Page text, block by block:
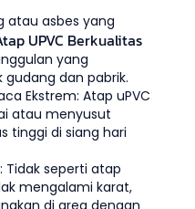
atau asbes yang
UPVC Berkualitas
yang
dan pabrik.
Ekstrem: Atap uPVC
atau menyusut
tinggi di siang hari
Tidak seperti atap
mengalami karat,
di area dengan